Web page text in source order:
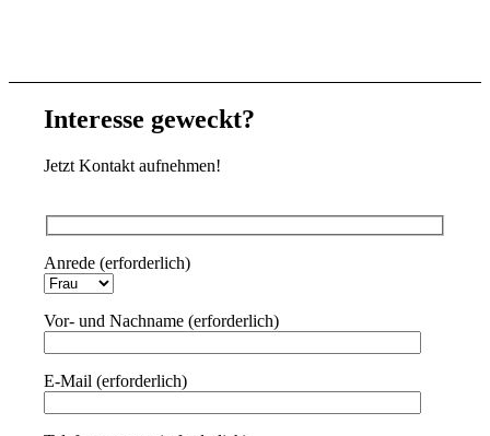
Interesse geweckt?
Jetzt Kontakt aufnehmen!
Anrede (erforderlich)
Vor- und Nachname (erforderlich)
E-Mail (erforderlich)